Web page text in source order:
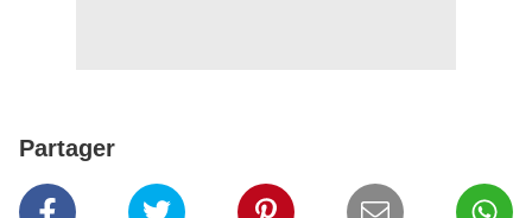
Partager